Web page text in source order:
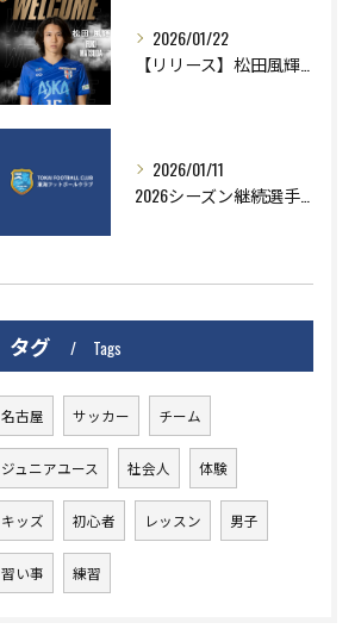
2026/01/22
2026/01/11
タグ Tags
名古屋 サッカー チーム
ジュニアユース 社会人 体験
キッズ 初心者 レッスン 男子
習い事 練習